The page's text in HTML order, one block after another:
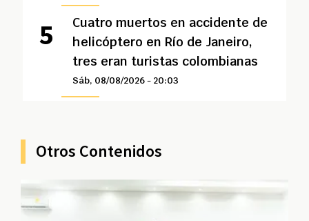
Cuatro muertos en accidente de
helicóptero en Río de Janeiro,
tres eran turistas colombianas
Sáb, 08/08/2026 - 20:03
Otros Contenidos